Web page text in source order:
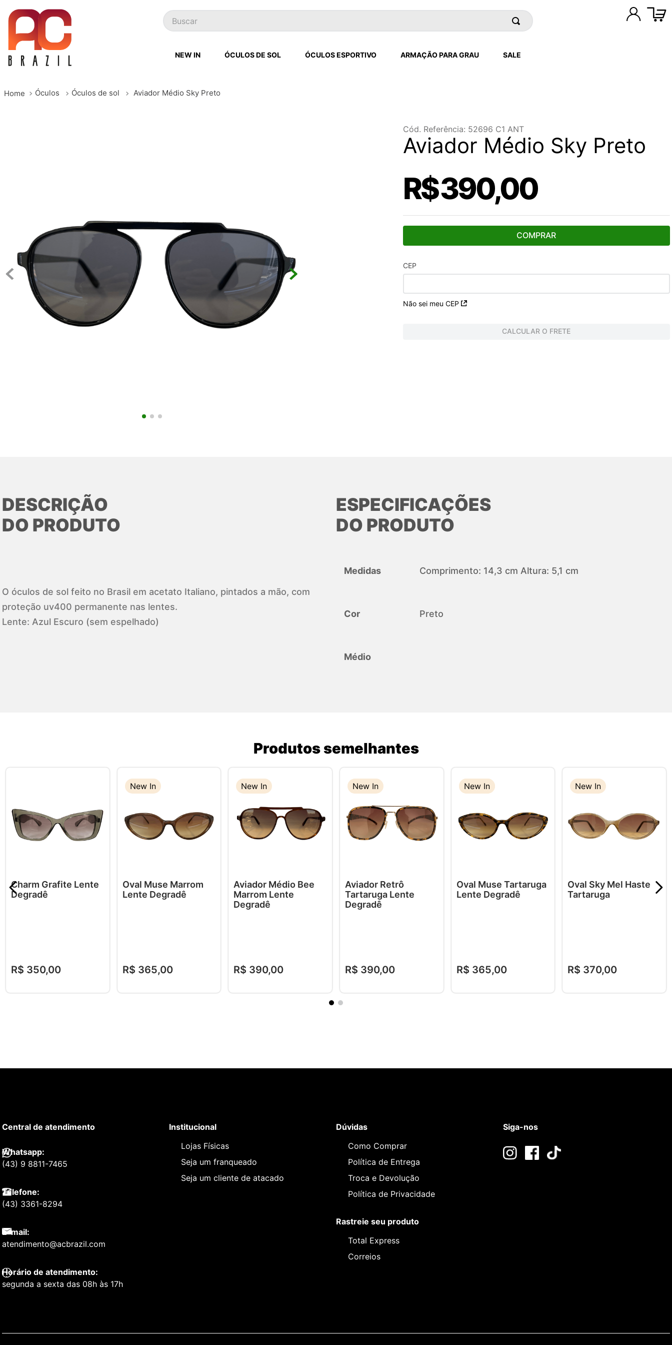
Buscar
NEW IN ÓCULOS DE SOL ÓCULOS ESPORTIVO ARMAÇÃO PARA GRAU SALE
Óculos Óculos de sol Aviador Médio Sky Preto
Cód. Referência: 52696 C1 ANT
Aviador Médio Sky Preto
R$390,00
COMPRAR
CEP
Não sei meu CEP
CALCULAR O FRETE
DESCRIÇÃO
DO PRODUTO
O óculos de sol feito no Brasil em acetato Italiano, pintados a mão, com
proteção uv400 permanente nas lentes.
Lente: Azul Escuro (sem espelhado)
ESPECIFICAÇÕES
DO PRODUTO
Medidas Comprimento: 14,3 cm Altura: 5,1 cm
Cor Preto
Médio
Produtos semelhantes
Charm Grafite Lente
Degradê
R$ 350,00
New In
Oval Muse Marrom
Lente Degradê
R$ 365,00
New In
Aviador Médio Bee
Marrom Lente
Degradê
R$ 390,00
New In
Aviador Retrô
Tartaruga Lente
Degradê
R$ 390,00
New In
New In
Oval Muse Tartaruga
Lente Degradê
R$ 365,00
New In
Oval Sky Mel Haste
Tartaruga
R$ 370,00
Central de atendimento
Whatsapp:
(43) 9 8811-7465
Telefone:
(43) 3361-8294
E-mail:
atendimento@acbrazil.com
Horário de atendimento:
segunda a sexta das 08h às 17h
Institucional
Lojas Físicas
Seja um franqueado
Seja um cliente de atacado
Dúvidas
Como Comprar
Política de Entrega
Troca e Devolução
Política de Privacidade
Rastreie seu produto
Total Express
Correios
Siga-nos